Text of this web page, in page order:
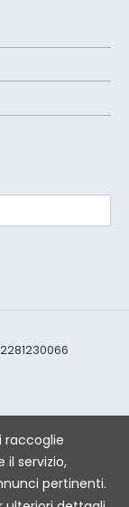
raccoglie
il servizio,
pertinenti.